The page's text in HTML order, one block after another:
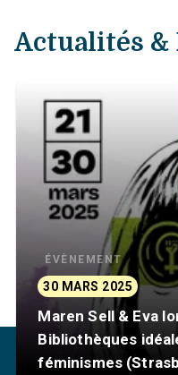
Actualités &
ÉVÈNEMENT
30 MARS 2025
Maren Sell & Eva
Bibliothèques
féminismes